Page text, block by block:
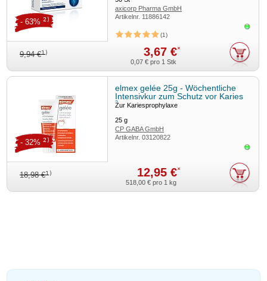
axicorp Pharma GmbH
Artikelnr. 11886142
1
9,94 €1) 3,67 €*
- 63% 2)
0,07 € pro 1 Stk
elmex gelée 25g - Wöchentliche
Intensivkur zum Schutz vor Karies
3
Zur Kariesprophylaxe
25g
CP GABA GmbH
Artikelnr.03120822
18,98 €1) 12,95 €*
- 32% 2)
518,00 € pro 1 kg